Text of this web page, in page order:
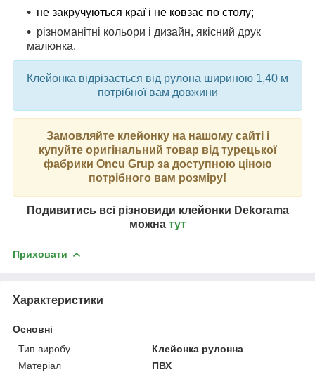
не закручуються краї і не ковзає по столу;
різноманітні кольори і дизайн, якісний друк
малюнка.
Клейонка відрізається від рулона шириною 1,40 м
потрібної вам довжини
Замовляйте клейонку на нашому сайті і
купуйте оригінальний товар від турецької
фабрики Oncu Grup за доступною ціною
потрібного вам розміру!
Подивитись всі різновиди клейонки Dekorama
можна тут
Приховати
Характеристики
Основні
Тип виробу
Клейонка рулонна
Матеріал
ПВХ